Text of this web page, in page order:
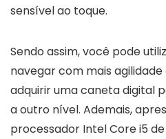
sensível ao toque.
Sendo assim, você pode
navegar com mais
adquirir uma caneta digital
a outro nível. Ademais,
processador Intel Core i5 de